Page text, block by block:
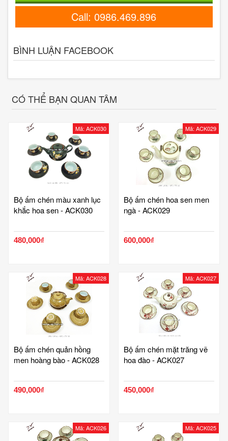
Call: 0986.469.896
BÌNH LUẬN FACEBOOK
CÓ THỂ BẠN QUAN TÂM
Mã: ACK030
Bộ ấm chén màu xanh lục
khắc hoa sen - ACK030
480,000₫
Mã: ACK029
Bộ ấm chén hoa sen men
ngà - ACK029
600,000₫
Mã: ACK028
Bộ ấm chén quản hồng
men hoàng bào - ACK028
490,000₫
Mã: ACK027
Bộ ấm chén mặt trăng vẽ
hoa đào - ACK027
450,000₫
Mã: ACK026 Mã: ACK025